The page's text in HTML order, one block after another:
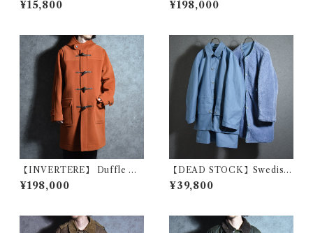
age Parka チェコ軍 コットン
¥15,800
ンバーティア ダッフルコート
¥198,000
【INVERTERE】 Duffle Co
at Fabric by Joshua Ellis イ
ンバーティア ダッフルコート
¥198,000
【DEAD STOCK】Swedish
Army M59 Field Coat & Bo
a Liner スウェーデン軍 フィ
¥39,800